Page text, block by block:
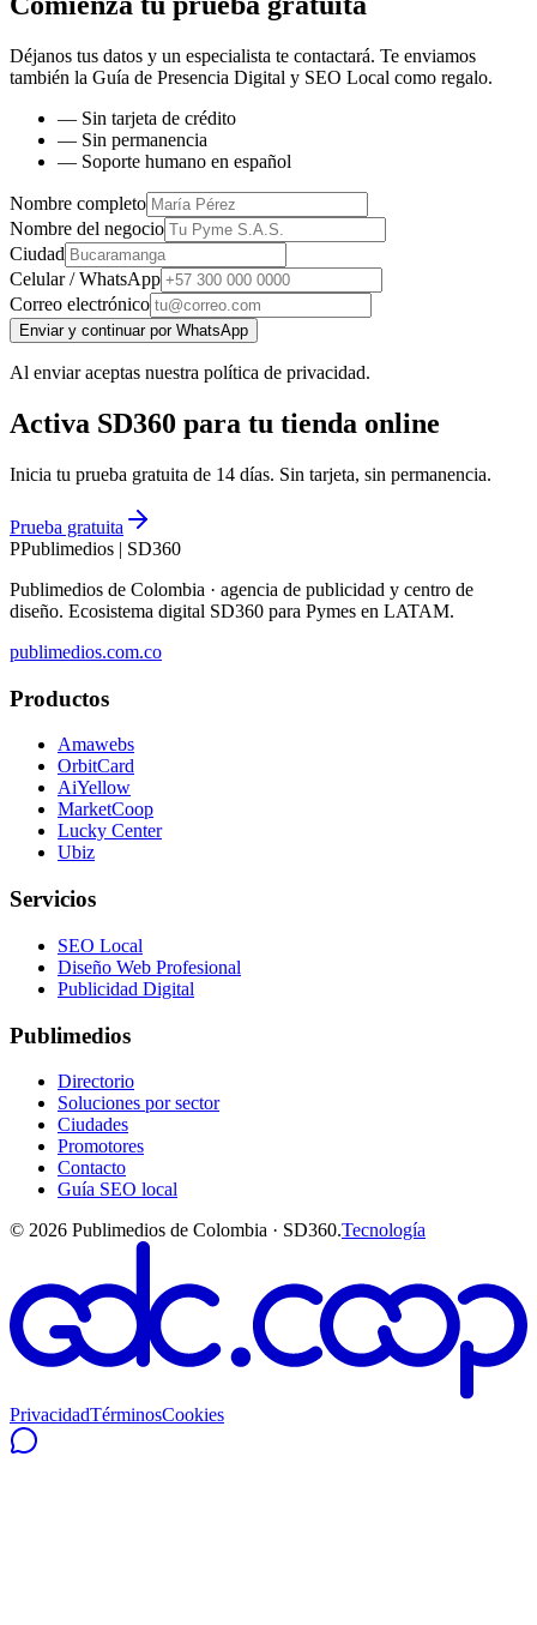
Déjanos tus datos y un especialista te contactará. Te enviamos
también la Guía de Presencia Digital y SEO Local como regalo.
— Sin tarjeta de crédito
— Sin permanencia
— Soporte humano en español
Nombre completo
Nombre del negocio
Ciudad
Celular / WhatsApp
Correo electrónico
Enviar y continuar por WhatsApp
Al enviar aceptas nuestra política de privacidad.
Activa SD360 para tu tienda online
Inicia tu prueba gratuita de 14 días. Sin tarjeta, sin permanencia.
Prueba gratuita
PPublimedios | SD360
Publimedios de Colombia · agencia de publicidad y centro de
diseño. Ecosistema digital SD360 para Pymes en LATAM.
publimedios.com.co
Productos
Amawebs
OrbitCard
AiYellow
MarketCoop
Lucky Center
Ubiz
Servicios
SEO Local
Diseño Web Profesional
Publicidad Digital
Publimedios
Directorio
Soluciones por sector
Ciudades
Promotores
Contacto
Guía SEO local
© 2026 Publimedios de Colombia · SD360.Tecnología
PrivacidadTérminosCookies